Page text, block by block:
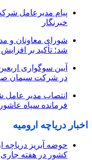
پیام مدیرعامل
خبرنگار
شورای معاونان و
شد؛ تأکید بر
آیین سوگواری
در شرکت سیمان
انتصاب مدیر
فرمانده سپاه
اخبار دریاچه ارومیه
حوضه آبریز دریاچه
کشور در هفته جاری